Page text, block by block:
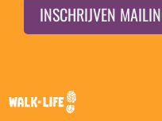
INSCHRIJVEN